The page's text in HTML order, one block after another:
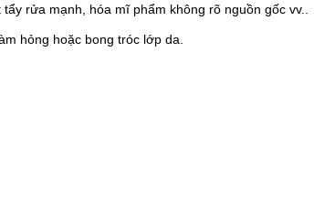
rửa mạnh, hóa mĩ phẩm không rõ nguồn gốc vv..
hỏng hoặc bong tróc lớp da.